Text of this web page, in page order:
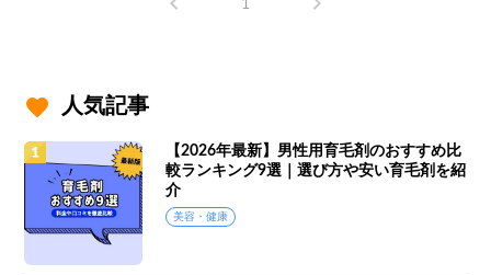
1
人気記事
【2026年最新】男性用育毛剤のおすすめ比
較ランキング9選｜選び方や安い育毛剤を紹
介
美容・健康